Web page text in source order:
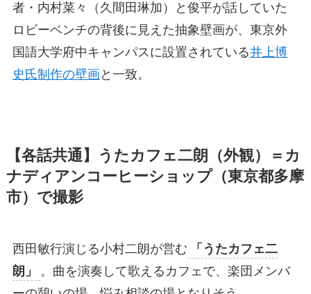
者・内村菜々（久間田琳加）と俊平が話していた
ロビーベンチの背後に見えた抽象壁画が、東京外
国語大学府中キャンパスに設置されている井上博
史氏制作の壁画と一致。
【各話共通】うたカフェ二朗（外観）＝カ
ナディアンコーヒーショップ（東京都多摩
市）で撮影
西田敏行演じる小村二朗が営む
「うたカフェ二
朗」
。曲を演奏して歌えるカフェで、楽団メンバ